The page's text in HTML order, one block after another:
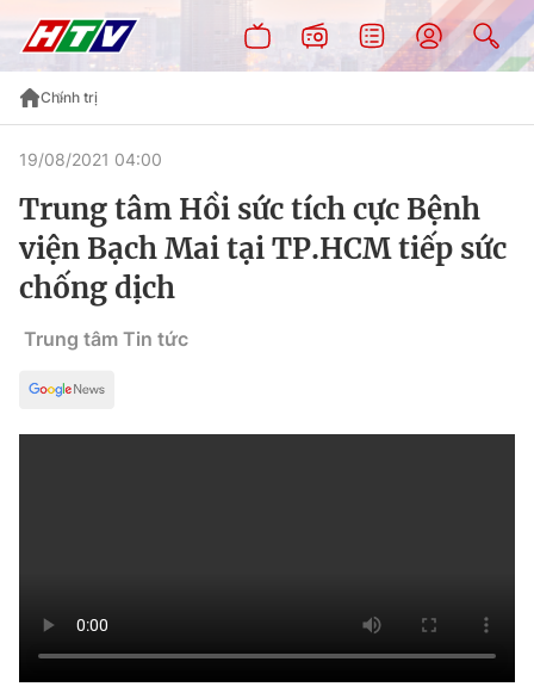
Chính trị
19/08/2021 04:00
Trung tâm Hồi sức tích cực Bệnh
viện Bạch Mai tại TP.HCM tiếp sức
chống dịch
Trung tâm Tin tức